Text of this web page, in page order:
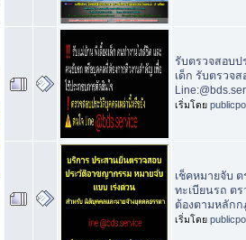
รับตรวจสอบป
เด็ก รับตรวจ
เริ่มโดย
เช็คหมายจับ
ทะเบียนรถ ต
ต้องตามหลัก
เริ่มโดย